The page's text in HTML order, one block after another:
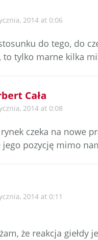
2014 at 0:06
do tego, do
to tylko marne kilka
Cała
2014 at 0:08
czeka na nowe
jego pozycję mimo
2014 at 0:11
że reakcja giełdy